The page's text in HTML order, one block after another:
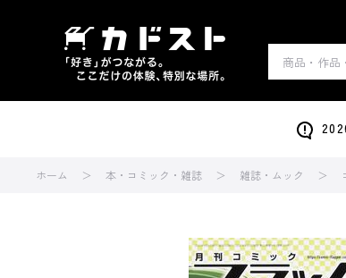
ホーム 本・コミック・雑誌 雑誌・ムック